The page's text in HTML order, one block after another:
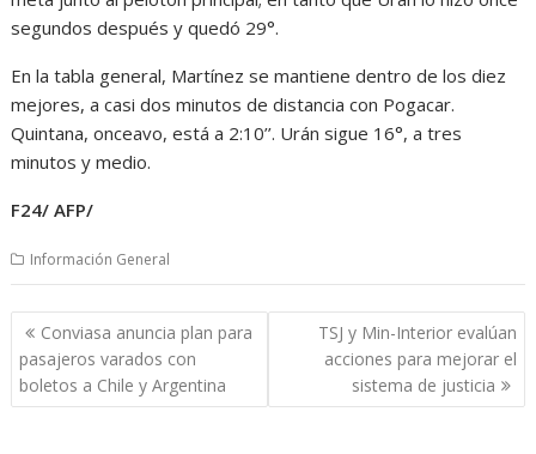
segundos después y quedó 29°.
En la tabla general, Martínez se mantiene dentro de los diez
mejores, a casi dos minutos de distancia con Pogacar.
Quintana, onceavo, está a 2:10’’. Urán sigue 16°, a tres
minutos y medio.
F24/ AFP/
Información General
Navegación
de
entradas
Conviasa anuncia plan para
pasajeros varados con
boletos a Chile y Argentina
TSJ y Min-Interior evalúan
acciones para mejorar el
sistema de justicia